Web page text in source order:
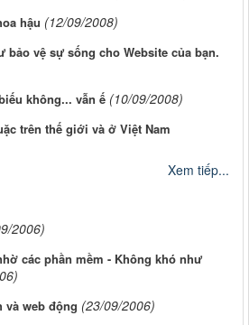
hậu (12/09/2008)
bảo vệ sự sống cho Website của bạn.
không... vẫn ế (10/09/2008)
trên thế giới và ở Việt Nam
Xem tiếp...
2006)
các phần mềm - Không khó như
và web động (23/09/2006)